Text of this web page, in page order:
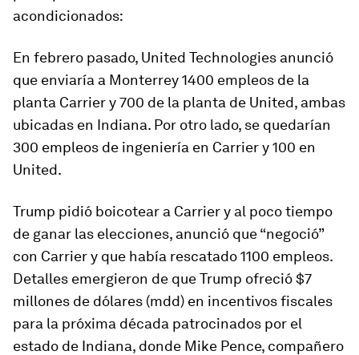
acondicionados:
En febrero pasado, United Technologies anunció
que enviaría a Monterrey 1400 empleos de la
planta Carrier y 700 de la planta de United, ambas
ubicadas en Indiana. Por otro lado, se quedarían
300 empleos de ingeniería en Carrier y 100 en
United.
Trump pidió boicotear a Carrier y al poco tiempo
de ganar las elecciones, anunció que “negoció”
con Carrier y que había rescatado 1100 empleos.
Detalles emergieron de que Trump ofreció $7
millones de dólares (mdd) en incentivos fiscales
para la próxima década patrocinados por el
estado de Indiana, donde Mike Pence, compañero